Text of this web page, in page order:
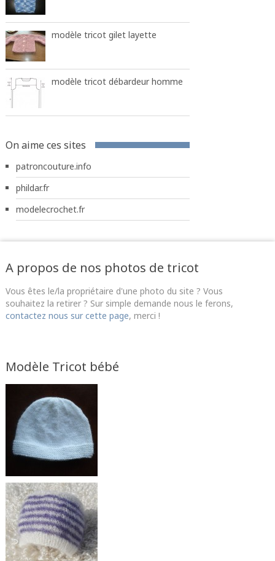
modèle tricot gilet layette
modèle tricot débardeur homme
On aime ces sites
patroncouture.info
phildar.fr
modelecrochet.fr
A propos de nos photos de tricot
Vous êtes le/la propriétaire d'une photo du site ? Vous
souhaitez la retirer ? Sur simple demande nous le ferons,
contactez nous sur cette page, merci !
Modèle Tricot bébé